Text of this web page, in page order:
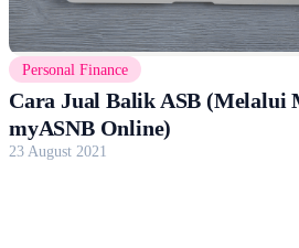
Personal Finance
Cara Jual Balik ASB (Melalui
myASNB Online)
23 August 2021